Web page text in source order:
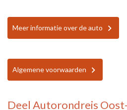
Meer informatie over de auto
Algemene voorwaarden
Deel Autorondreis